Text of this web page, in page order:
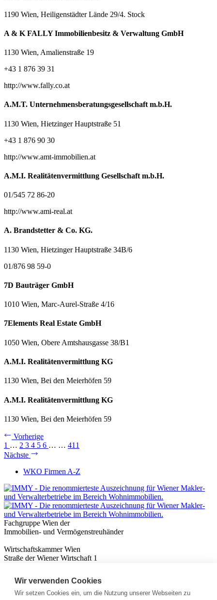
1190 Wien, Heiligenstädter Lände 29/4. Stock
A & K FALLY Immobilienbesitz & Verwaltung GmbH
1130 Wien, Amalienstraße 19
+43 1 876 39 31
http://www.fally.co.at
A.M.T. Unternehmensberatungsgesellschaft m.b.H.
1130 Wien, Hietzinger Hauptstraße 51
+43 1 876 90 30
http://www.amt-immobilien.at
A.M.I. Realitätenvermittlung Gesellschaft m.b.H.
01/545 72 86-20
http://www.ami-real.at
A. Brandstetter & Co. KG.
1130 Wien, Hietzinger Hauptstraße 34B/6
01/876 98 59-0
7D Bauträger GmbH
1010 Wien, Marc-Aurel-Straße 4/16
7Elements Real Estate GmbH
1050 Wien, Obere Amtshausgasse 38/B1
A.M.I. Realitätenvermittlung KG
1130 Wien, Bei den Meierhöfen 59
A.M.I. Realitätenvermittlung KG
1130 Wien, Bei den Meierhöfen 59
Vorherige
1 … 2 3 4 5 6 … … 411
Nächste
WKO Firmen A-Z
Fachgruppe Wien der
Immobilien- und Vermögenstreuhänder
Wirtschaftskammer Wien
Straße der Wiener Wirtschaft 1
Nützliches
Immobilienwissen
Wir verwenden Cookies
Wir setzen Cookies ein, um die Nutzung unserer Webseiten zu